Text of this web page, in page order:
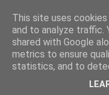
Félix atya
Szeretettel köszöntöm
This site uses
and to analyze traffic.
shared with Google
metrics to ensure
statistics, and to